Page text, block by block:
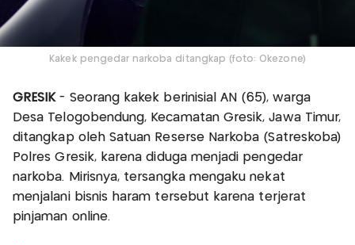
Kakek pengedar narkoba ditangkap (foto: Okezone)
GRESIK - Seorang kakek berinisial AN (65), warga
Desa Telogobendung, Kecamatan Gresik, Jawa Timur,
ditangkap oleh Satuan Reserse Narkoba (Satreskoba)
Polres Gresik, karena diduga menjadi pengedar
narkoba. Mirisnya, tersangka mengaku nekat
menjalani bisnis haram tersebut karena terjerat
pinjaman online.